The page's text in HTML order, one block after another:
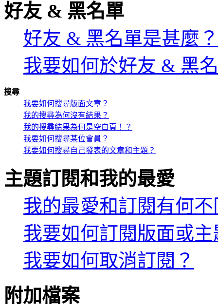
好友 & 黑名單
好友 & 黑名單是甚麼？
我要如何於好友 & 黑
搜尋
我要如何搜尋版面文章？
我的搜尋為何沒有結果？
我的搜尋結果為何是空白頁！？
我要如何搜尋某位會員？
我要如何搜尋自己發表的文章和主題？
主題訂閱和我的最愛
我的最愛和訂閱有何不
我要如何訂閱版面或主
我要如何取消訂閱？
附加檔案